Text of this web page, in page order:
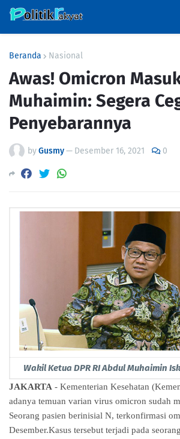
Beranda Nasional
Awas! Omicron
Muhaimin: Segera
Penyebarannya
byGusmy— Desember 16, 2021 0
Wakil Ketua DPR RI Abdul Muhaimin
JAKARTA - Kementerian Kesehatan
adanya temuan varian virus omicron sudah
Seorang pasien berinisial N, terkonfirmasi
Desember.Kasus tersebut terjadi pada